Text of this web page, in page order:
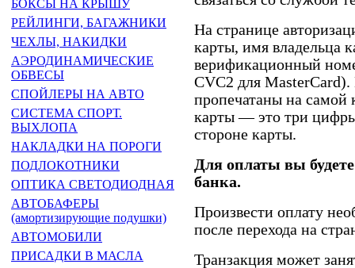
БОКСЫ НА КРЫШУ
РЕЙЛИНГИ, БАГАЖНИКИ
ЧЕХЛЫ, НАКИДКИ
АЭРОДИНАМИЧЕСКИЕ
ОБВЕСЫ
СПОЙЛЕРЫ НА АВТО
СИСТЕМА СПОРТ.
ВЫХЛОПА
НАКЛАДКИ НА ПОРОГИ
ПОДЛОКОТНИКИ
ОПТИКА СВЕТОДИОДНАЯ
АВТОБАФЕРЫ
(амортизирующие подушки)
АВТОМОБИЛИ
ПРИСАДКИ В МАСЛА
На странице
карты, имя владельца
верификационный
CVC2 для
пропечатаны на
карты — это три
стороне карты.
Для оплаты вы
банка.
Произвести оплату
после перехода на
Транзакция может